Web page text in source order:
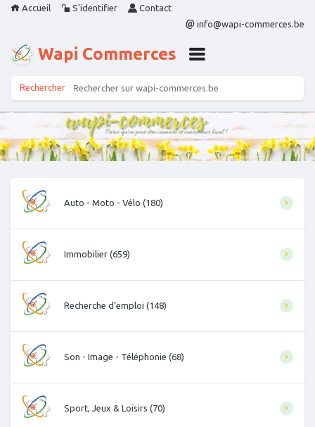
Accueil S'identifier
Contact
info@wapi-commerces.be
Wapi Commerces
Auto - Moto - Vélo (180)
Immobilier (659)
Recherche d'emploi (148)
Son - Image - Téléphonie (68)
Sport, Jeux & Loisirs (70)